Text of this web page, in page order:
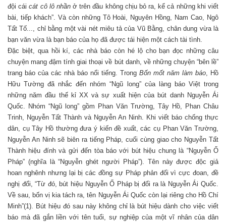
đội cáicát cô lô nhầnở trên đầu không chịu bỏ ra, kể cả những khi viết
bài, tiếp khách”. Và còn những Tô Hoài, Nguyên Hồng, Nam Cao, Ngô
Tất Tố..., chỉ bằng một vài nét miêu tả của Vũ Bằng, chân dung vừa là
bạn văn vừa là bạn báo của họ đã được tái hiện một cách tài tình.
Đặc biệt, qua hồi kí, các nhà báo còn hé lộ cho bạn đọc những câu
chuyện mang đậm tính giai thoại về bút danh, về những chuyện “bên lề”
trang báo của các nhà báo nổi tiếng. Trong Bốn mốt năm làm báo, Hồ
Hữu Tường đã nhắc đến nhóm “Ngũ long” của làng báo Việt trong
những năm đầu thế kỉ XX và sự xuất hiện của bút danh Nguyễn Ái
Quốc. Nhóm “Ngũ long” gồm Phan Văn Trường, Tây Hồ, Phan Châu
Trinh, Nguyễn Tất Thành và Nguyễn An Ninh. Khi viết báo chống thực
dân, cụ Tây Hồ thường đưa ý kiến đề xuất, các cụ Phan Văn Trường,
Nguyễn An Ninh sẽ biên ra tiếng Pháp, cuối cùng giao cho Nguyễn Tất
Thành hiệu đính và gửi đến tòa báo với bút hiệu chung là “Nguyễn Ố
Pháp” (nghĩa là “Nguyễn ghét người Pháp”). Tên này được độc giả
hoan nghênh nhưng lại bị các đồng sự Pháp phản đối vì cực đoan, đề
nghị đổi, “Từ đó, bút hiệu Nguyễn Ố Pháp bị đổi ra là Nguyễn Ái Quốc.
Về sau, bốn vị kia tách ra, tên Nguyễn Ái Quốc còn lại riêng cho Hồ Chí
Minh”(1). Bút hiệu đó sau này không chỉ là bút hiệu dành cho việc viết
báo mà đã gắn liền với tên tuổi, sự nghiệp của một vĩ nhân của dân